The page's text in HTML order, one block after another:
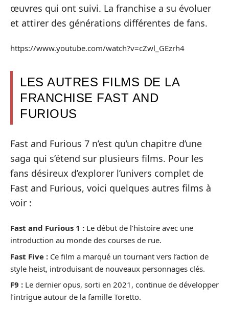
œuvres qui ont suivi. La franchise a su évoluer
et attirer des générations différentes de fans.
https://www.youtube.com/watch?v=cZwl_GEzrh4
LES AUTRES FILMS DE LA
FRANCHISE FAST AND
FURIOUS
Fast and Furious 7 n’est qu’un chapitre d’une
saga qui s’étend sur plusieurs films. Pour les
fans désireux d’explorer l’univers complet de
Fast and Furious, voici quelques autres films à
voir :
Fast and Furious 1 : Le début de l’histoire avec une
introduction au monde des courses de rue.
Fast Five : Ce film a marqué un tournant vers l’action de
style heist, introduisant de nouveaux personnages clés.
F9 : Le dernier opus, sorti en 2021, continue de développer
l’intrigue autour de la famille Toretto.